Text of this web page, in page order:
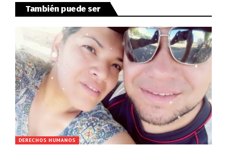
También puede ser
DERECHOS HUMANOS